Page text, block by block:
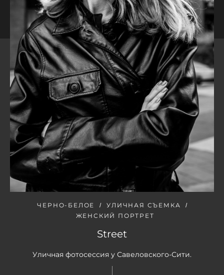
ЧЕРНО-БЕЛОЕ
УЛИЧНАЯ СЪЕМКА
ЖЕНСКИЙ ПОРТРЕТ
Street
Уличная фотосессия у Савеловского-Сити.